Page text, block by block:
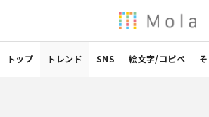
トップ トレンド SNS 絵文字/コピペ